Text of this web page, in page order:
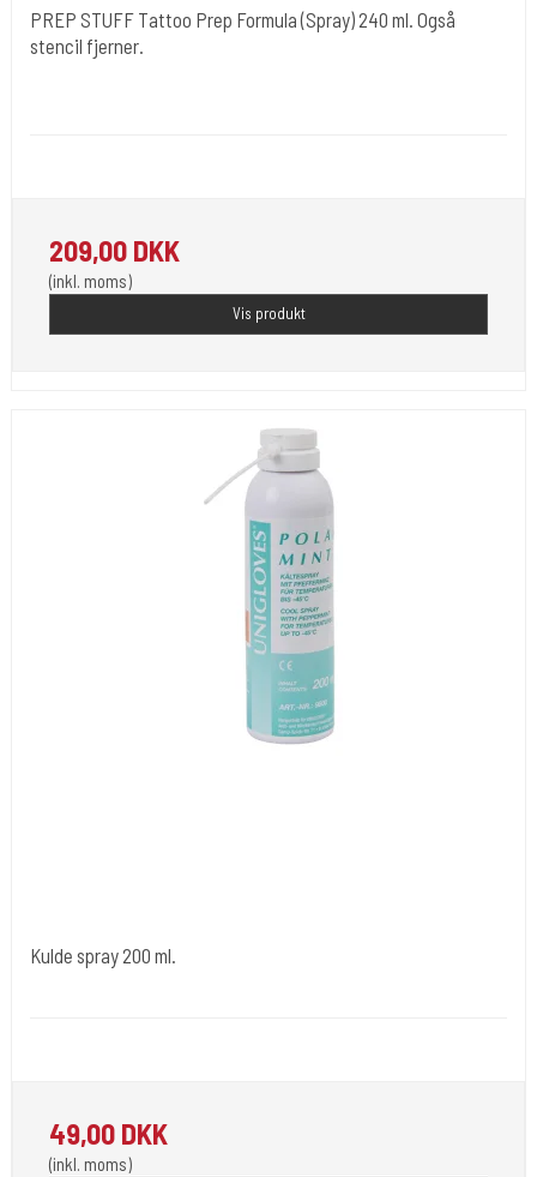
PREP STUFF Tattoo Prep Formula (Spray) 240 ml. Også
stencil fjerner.
209,00 DKK
(inkl. moms)
Vis produkt
Kulde spray 200 ml.
49,00 DKK
(inkl. moms)